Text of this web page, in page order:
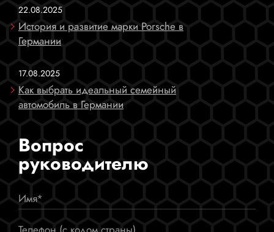
22.08.2025
История и развитие марки Porsche в
Германии
17.08.2025
Как выбрать идеальный семейный
автомобиль в Германии
Вопрос
руководителю